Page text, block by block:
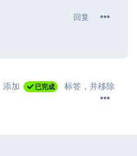
回复
添加 已完成 标签 ，并移除